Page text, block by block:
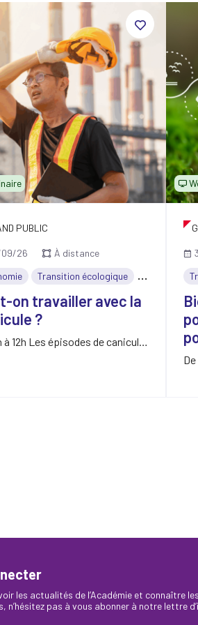
PUBLIC
26
À distance
Transition écologique Social
on travailler avec la
?
à 12h Les épisodes de canicule
les actualités de l’Académie et connaître
n’hésitez pas à vous abonner à notre lettre